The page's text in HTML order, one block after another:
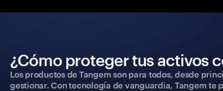
¿Cómo proteger tus activos
Los productos de Tangem son para todos, desde
gestionar. Con tecnología de vanguardia, Tangem